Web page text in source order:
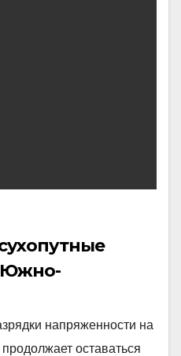
Южно-
напряженности на
оставаться